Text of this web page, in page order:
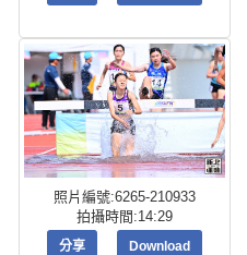
照片編號:6265-210933
拍攝時間:14:29
分享 Download